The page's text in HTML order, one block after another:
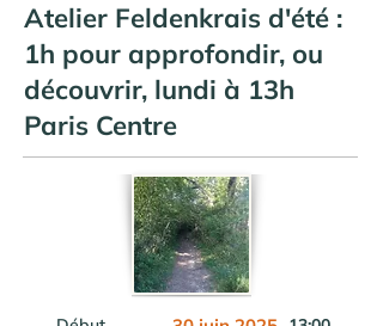
Atelier Feldenkrais d'été :
1h pour approfondir, ou
découvrir, lundi à 13h
Paris Centre